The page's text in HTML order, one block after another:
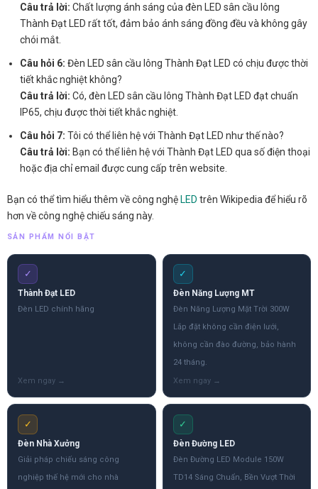
Câu trả lời: Chất lượng ánh sáng của đèn LED sân cầu lông
Thành Đạt LED rất tốt, đảm bảo ánh sáng đồng đều và không gây
chói mắt.
Câu hỏi 6: Đèn LED sân cầu lông Thành Đạt LED có chịu được thời
tiết khắc nghiệt không?
Câu trả lời: Có, đèn LED sân cầu lông Thành Đạt LED đạt chuẩn
IP65, chịu được thời tiết khắc nghiệt.
Câu hỏi 7: Tôi có thể liên hệ với Thành Đạt LED như thế nào?
Câu trả lời: Bạn có thể liên hệ với Thành Đạt LED qua số điện thoại
hoặc địa chỉ email được cung cấp trên website.
Bạn có thể tìm hiểu thêm về công nghệ LED trên Wikipedia để hiểu rõ
hơn về công nghệ chiếu sáng này.
SẢN PHẨM NỔI BẬT
✓
Thành Đạt LED
Đèn LED chính hãng
✓
Đèn Năng Lượng MT
Đèn Năng Lượng Mặt Trời 300W
Lắp đặt không cần điện lưới,
không cần đào đường, bảo hành
24 tháng.
✓
Đèn Nhà Xưởng
Giải pháp chiếu sáng công
nghiệp thế hệ mới cho nhà
✓
Đèn Đường LED
Đèn Đường LED Module 150W
TD14 Sáng Chuẩn, Bền Vượt Thời